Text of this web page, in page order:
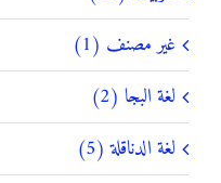
غير مصنف (1)
لغة البجا (2)
لغة الدناقلة (5)